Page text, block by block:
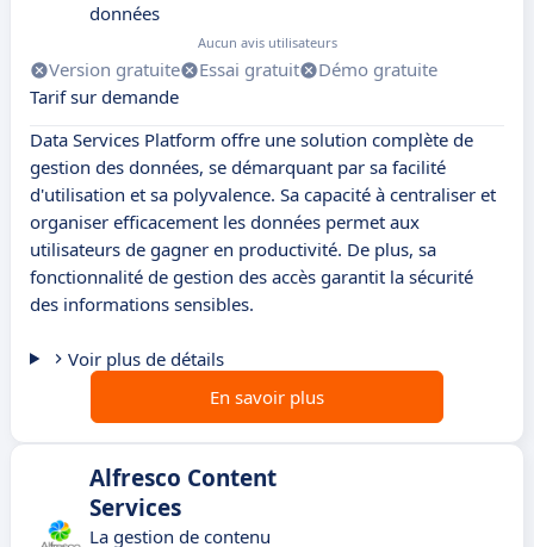
données
Aucun avis utilisateurs
Version gratuite Essai gratuit
Démo gratuite
Tarif sur demande
Data Services Platform offre une solution complète de
gestion des données, se démarquant par sa facilité
d'utilisation et sa polyvalence. Sa capacité à centraliser et
organiser efficacement les données permet aux
utilisateurs de gagner en productivité. De plus, sa
fonctionnalité de gestion des accès garantit la sécurité
des informations sensibles.
Voir plus de détails
En savoir plus
Alfresco Content
Services
La gestion de contenu